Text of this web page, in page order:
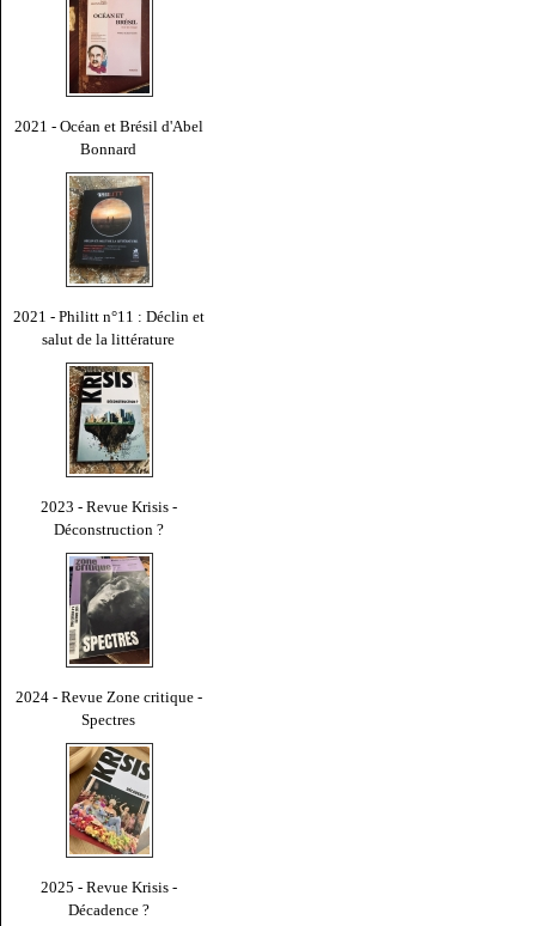
2021 - Océan et Brésil d'Abel
Bonnard
2021 - Philitt n°11 : Déclin et
salut de la littérature
2023 - Revue Krisis -
Déconstruction ?
2024 - Revue Zone critique -
Spectres
2025 - Revue Krisis -
Décadence ?